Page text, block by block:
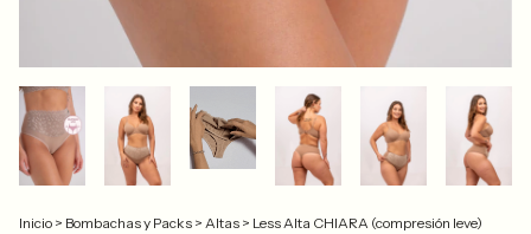
Inicio > Bombachas y Packs > Altas > Less Alta CHIARA (compresión leve)